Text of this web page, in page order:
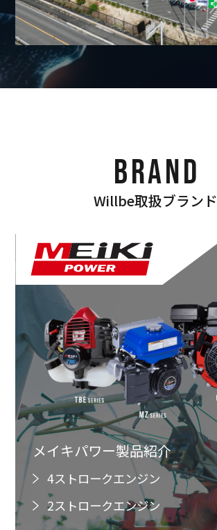
BRAND
Willbe取扱ブランド
メイキパワー製品紹介
4ストロークエンジン
2ストロークエンジン